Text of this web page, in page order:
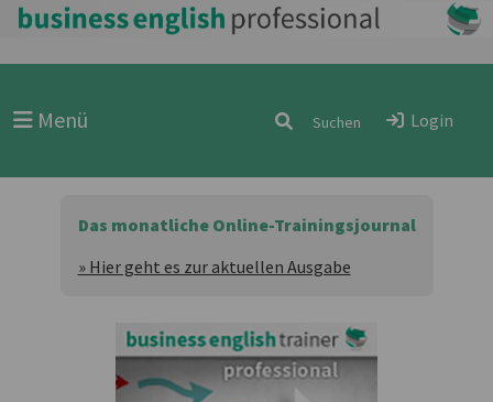
Menü Login
Das monatliche Online-Trainingsjournal
» Hier geht es zur aktuellen Ausgabe